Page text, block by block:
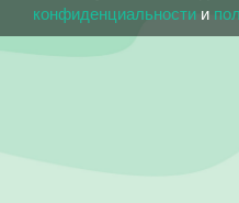
конфиденциальности и